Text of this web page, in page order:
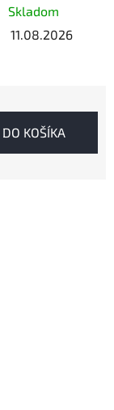
Skladom
11.08.2026
DO KOŠÍKA